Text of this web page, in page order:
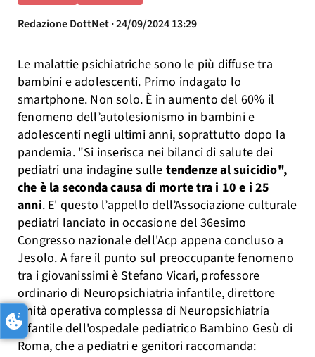
Redazione DottNet · 24/09/2024 13:29
Le malattie psichiatriche sono le più diffuse tra
bambini e adolescenti. Primo indagato lo
smartphone. Non solo. È in aumento del 60% il
fenomeno dell’autolesionismo in bambini e
adolescenti negli ultimi anni, soprattutto dopo la
pandemia. "Si inserisca nei bilanci di salute dei
pediatri una indagine sulle tendenze al suicidio",
che è la seconda causa di morte tra i 10 e i 25
anni. E' questo l’appello dell’Associazione culturale
pediatri lanciato in occasione del 36esimo
Congresso nazionale dell'Acp appena concluso a
Jesolo. A fare il punto sul preoccupante fenomeno
tra i giovanissimi è Stefano Vicari, professore
ordinario di Neuropsichiatria infantile, direttore
Unità operativa complessa di Neuropsichiatria
infantile dell'ospedale pediatrico Bambino Gesù di
Roma, che a pediatri e genitori raccomanda: